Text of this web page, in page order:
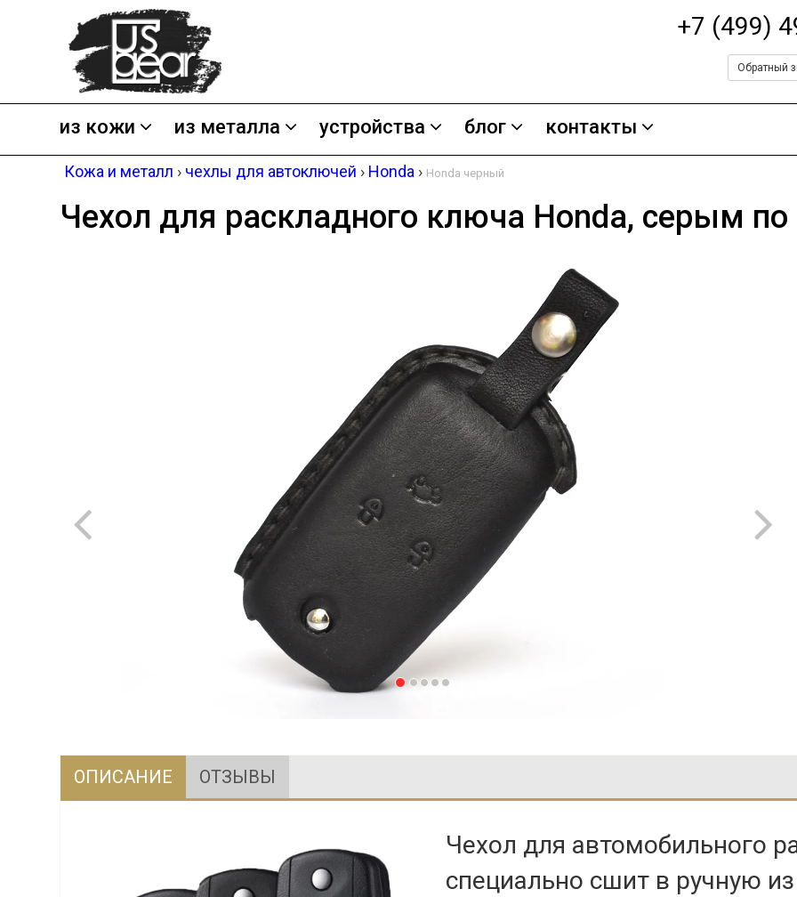
+7 (499)
Обратный
из кожи из металла устройства блог контакты
Кожа и металл › чехлы для автоключей › Honda › Honda черный
Чехол для раскладного ключа Honda, серым
ОПИСАНИЕ ОТЗЫВЫ
Чехол для автомобильного
специально сшит в ручную